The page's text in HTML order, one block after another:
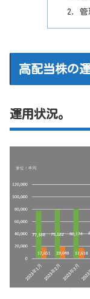
管
高配当株の
運用状況。